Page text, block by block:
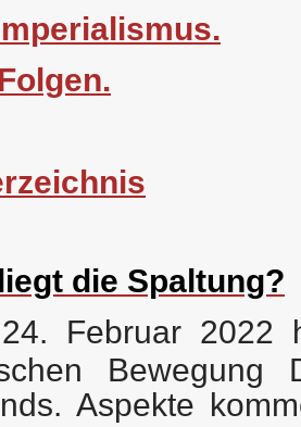
die Spaltung?
Februar 2022
Bewegung
Aspekte